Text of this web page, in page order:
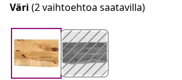
Väri (2 vaihtoehtoa saatavilla)